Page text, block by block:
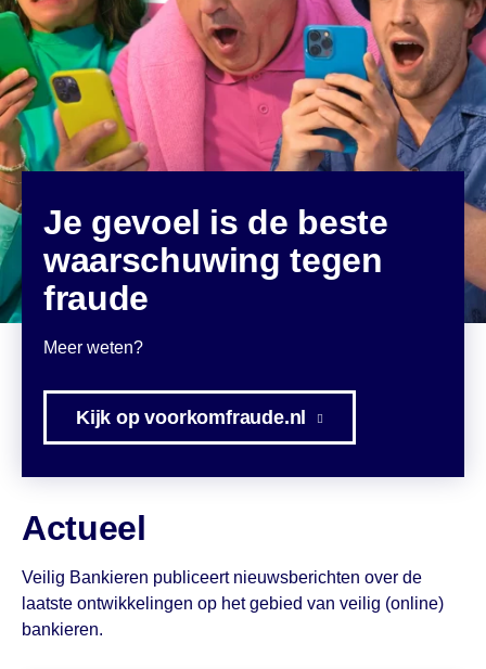
Je gevoel is de beste
waarschuwing tegen
fraude
Meer weten?
Kijk op voorkomfraude.nl
Actueel
Veilig Bankieren publiceert nieuwsberichten over de
laatste ontwikkelingen op het gebied van veilig (online)
bankieren.